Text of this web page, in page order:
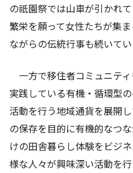
の祇園祭では山車が引かれ
繁栄を願って女性たちが集
ながらの伝統行事も続いてい
一方で移住者コミュニテ
実践している有機・循環型
活動を行う地域通貨を展開
の保存を目的に有機的なつ
けの田舎暮らし体験をビジ
様な人々が興味深い活動を